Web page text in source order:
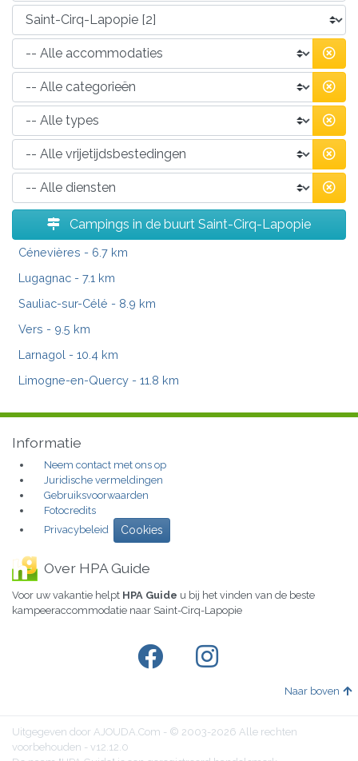
Campings in de buurt Saint-Cirq-Lapopie
Cénevières - 6.7 km
Lugagnac - 7.1 km
Sauliac-sur-Célé - 8.9 km
Vers - 9.5 km
Larnagol - 10.4 km
Limogne-en-Quercy - 11.8 km
Informatie
Neem contact met ons op
Juridische vermeldingen
Gebruiksvoorwaarden
Fotocredits
Privacybeleid
Cookies
Over HPA Guide
Voor uw vakantie helpt HPA Guide u bij het vinden van de beste
kampeeraccommodatie naar Saint-Cirq-Lapopie
Naar boven
Uitgegeven door AJOUDA.Com - © 2003-2026 Alle rechten
voorbehouden - v12.12.0